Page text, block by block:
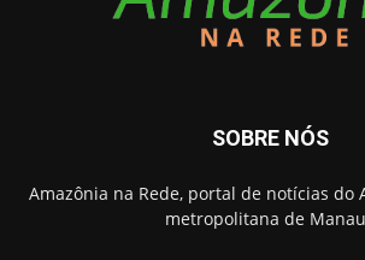
SOBRE NÓS
Amazônia na Rede, portal de notícias do
metropolitana de